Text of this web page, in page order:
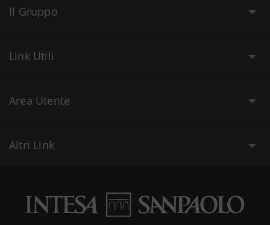
Il Gruppo
Link Utili
Area Utente
Altri Link